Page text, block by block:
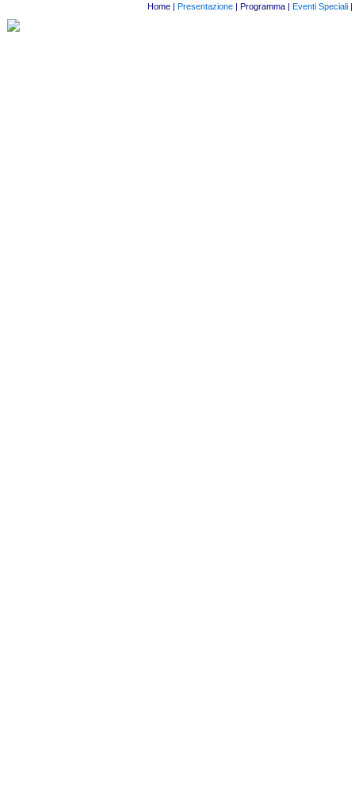
Home| Presentazione| Programma | Eventi Speciali|